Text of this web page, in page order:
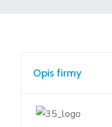
Szkoła
Nowinach
Opis firmy